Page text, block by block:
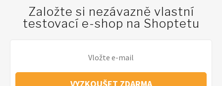
Založte si nezávazně vlastní
testovací e-shop na Shoptetu